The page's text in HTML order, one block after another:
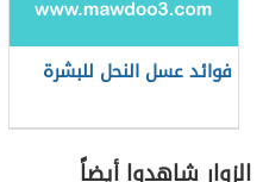
فوائد عسل النحل للبشرة